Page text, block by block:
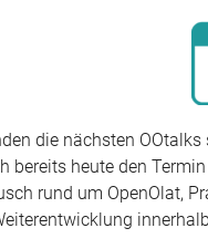
die nächsten OOtalks
bereits heute den
rund um OpenOlat,